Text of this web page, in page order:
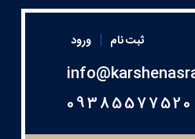
ثبت نام | ورود
09385577520